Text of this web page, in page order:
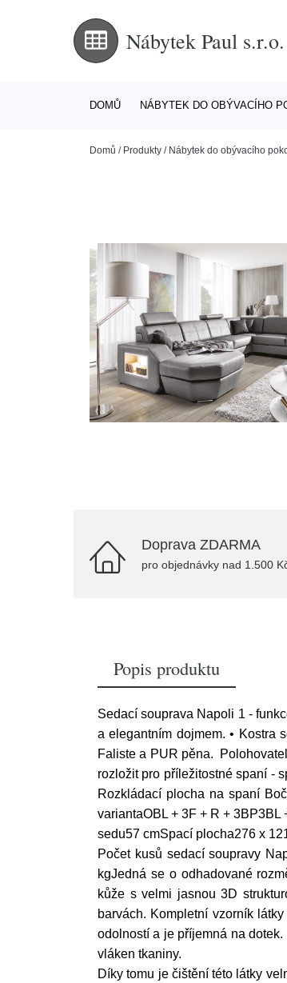
Nábytek Paul
DOMŮ NÁBYTEK DO OBÝVACÍHO
Domů / Produkty / Nábytek do obývacího
Doprava ZDARMA
pro objednávky nad 1.500
Popis produktu
Sedací souprava Napoli 1 -
a elegantním dojmem. • Kostra
Faliste a PUR pěna.
rozložit pro příležitostné spaní -
Rozkládací plocha na spaní
variantaOBL + 3F + R +
sedu57 cmSpací plocha276 x
Počet kusů sedací soupravy
kgJedná se o odhadované
kůže s velmi jasnou 3D
barvách. Kompletní vzorník
odolností a je příjemná na
vláken tkaniny.
Díky tomu je čištění této látky